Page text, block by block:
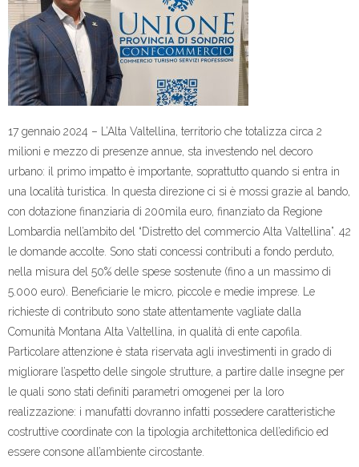
17 gennaio 2024 – L’Alta Valtellina, territorio che totalizza circa 2
milioni e mezzo di presenze annue, sta investendo nel decoro
urbano: il primo impatto è importante, soprattutto quando si entra in
una località turistica. In questa direzione ci si è mossi grazie al bando,
con dotazione finanziaria di 200mila euro, finanziato da Regione
Lombardia nell’ambito del “Distretto del commercio Alta Valtellina”. 42
le domande accolte. Sono stati concessi contributi a fondo perduto,
nella misura del 50% delle spese sostenute (fino a un massimo di
5.000 euro). Beneficiarie le micro, piccole e medie imprese. Le
richieste di contributo sono state attentamente vagliate dalla
Comunità Montana Alta Valtellina, in qualità di ente capofila.
Particolare attenzione è stata riservata agli investimenti in grado di
migliorare l’aspetto delle singole strutture, a partire dalle insegne per
le quali sono stati definiti parametri omogenei per la loro
realizzazione: i manufatti dovranno infatti possedere caratteristiche
costruttive coordinate con la tipologia architettonica dell’edificio ed
essere consone all’ambiente circostante.